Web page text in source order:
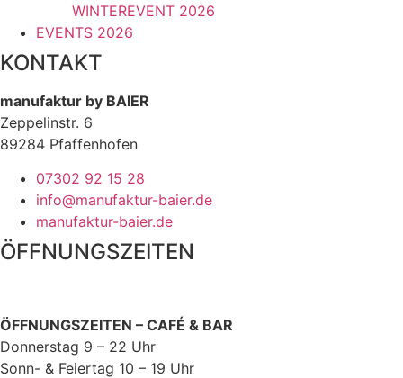
WINTEREVENT 2026
EVENTS 2026
KONTAKT
manufaktur by BAIER
Zeppelinstr. 6
89284 Pfaffenhofen
07302 92 15 28
info@manufaktur-baier.de
manufaktur-baier.de
ÖFFNUNGSZEITEN
ÖFFNUNGSZEITEN – CAFÉ & BAR
Donnerstag 9 – 22 Uhr
Sonn- & Feiertag 10 – 19 Uhr